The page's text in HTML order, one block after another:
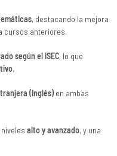
, destacando la mejora
cursos anteriores.
según el ISEC, lo que
.
(Inglés)en ambas
alto y avanzado, y una